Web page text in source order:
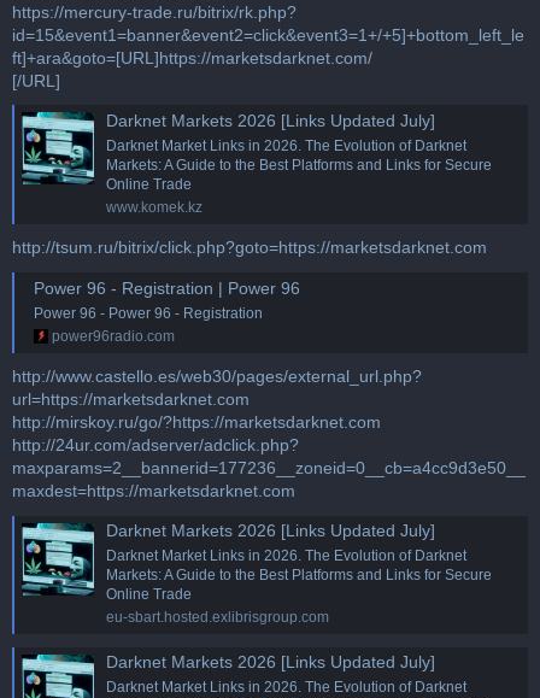
https://mercury-trade.ru/bitrix/rk.php?
id=15&event1=banner&event2=click&event3=1+/+5]+bottom_left_le
ft]+ara&goto=[URL]https://marketsdarknet.com/
[/URL]
Darknet Markets 2026 [Links Updated July]
Darknet Market Links in 2026. The Evolution of Darknet
Markets: A Guide to the Best Platforms and Links for Secure
Online Trade
www.komek.kz
http://tsum.ru/bitrix/click.php?goto=https://marketsdarknet.com
Power 96 - Registration | Power 96
Power 96 - Power 96 - Registration
power96radio.com
http://www.castello.es/web30/pages/external_url.php?
url=https://marketsdarknet.com
http://mirskoy.ru/go/?https://marketsdarknet.com
http://24ur.com/adserver/adclick.php?
maxparams=2__bannerid=177236__zoneid=0__cb=a4cc9d3e50__
maxdest=https://marketsdarknet.com
Darknet Markets 2026 [Links Updated July]
Darknet Market Links in 2026. The Evolution of Darknet
Markets: A Guide to the Best Platforms and Links for Secure
Online Trade
eu-sbart.hosted.exlibrisgroup.com
Darknet Markets 2026 [Links Updated July]
Darknet Market Links in 2026. The Evolution of Darknet